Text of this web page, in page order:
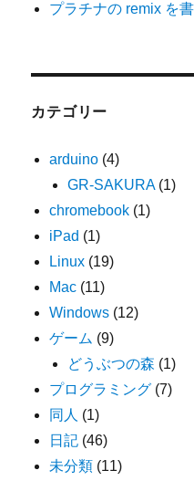
プラチナの remix を書
カテゴリー
arduino (4)
GR-SAKURA(1)
chromebook (1)
iPad (1)
Linux (19)
Mac (11)
Windows (12)
ゲーム (9)
どうぶつの森 (1)
プログラミング (7)
同人 (1)
日記 (46)
未分類 (11)